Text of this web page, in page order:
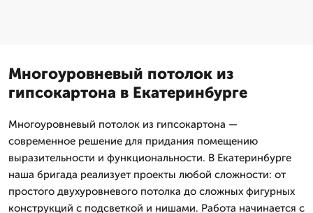
Многоуровневый потолок из
гипсокартона в Екатеринбурге
Многоуровневый потолок из гипсокартона —
современное решение для придания помещению
выразительности и функциональности. В Екатеринбурге
наша бригада реализует проекты любой сложности: от
простого двухуровневого потолка до сложных фигурных
конструкций с подсветкой и нишами. Работа начинается с